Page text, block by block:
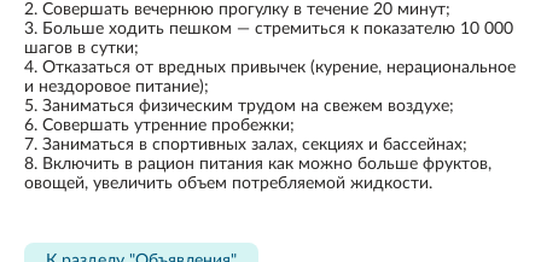
2. Совершать вечернюю прогулку в течение 20 минут;
3. Больше ходить пешком — стремиться к показателю 10 000
шагов в сутки;
4. Отказаться от вредных привычек (курение, нерациональное
и нездоровое питание);
5. Заниматься физическим трудом на свежем воздухе;
6. Совершать утренние пробежки;
7. Заниматься в спортивных залах, секциях и бассейнах;
8. Включить в рацион питания как можно больше фруктов,
овощей, увеличить объем потребляемой жидкости.